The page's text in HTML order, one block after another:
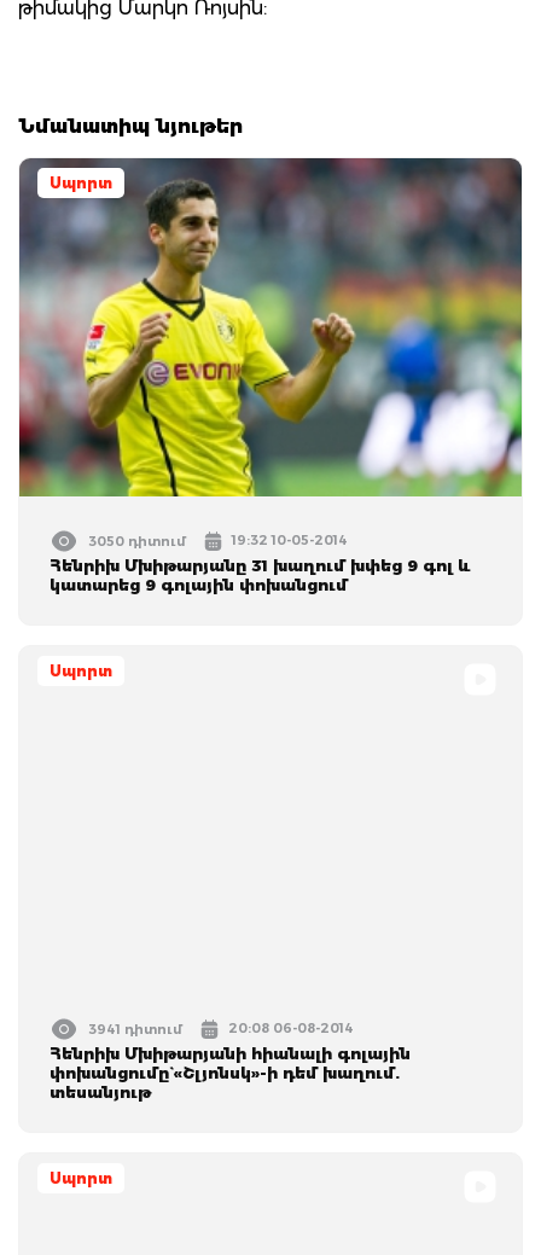
թիմակից Մարկո Ռոյսին:
Նմանատիպ նյութեր
Սպորտ
3050 դիտում 19:32 10-05-2014
Հենրիխ Մխիթարյանը 31 խաղում խփեց 9 գոլ և
կատարեց 9 գոլային փոխանցում
Սպորտ
3941 դիտում 20:08 06-08-2014
Հենրիխ Մխիթարյանի հիանալի գոլային
փոխանցումը` «Շլյոնսկ»-ի դեմ խաղում.
տեսանյութ
Սպորտ